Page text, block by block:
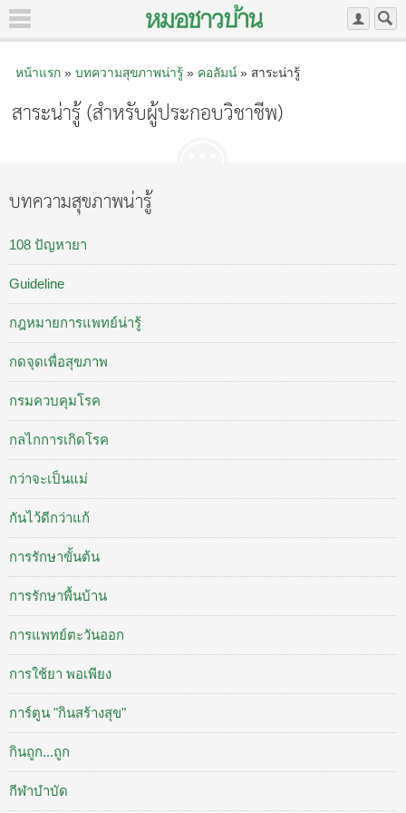
หน้าแรก» บทความสุขภาพน่ารู้» คอลัมน์» สาระน่ารู้
สาระน่ารู้ (สำหรับผู้ประกอบวิชาชีพ)
บทความสุขภาพน่ารู้
108 ปัญหายา
Guideline
กฎหมายการแพทย์น่ารู้
กดจุดเพื่อสุขภาพ
กรมควบคุมโรค
กลไกการเกิดโรค
กว่าจะเป็นแม่
กันไว้ดีกว่าแก้
การรักษาขั้นต้น
การรักษาพื้นบ้าน
การแพทย์ตะวันออก
การใช้ยา พอเพียง
การ์ตูน "กินสร้างสุข"
กินถูก...ถูก
กีฬาบำบัด